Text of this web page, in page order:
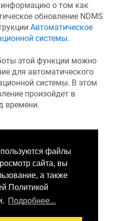
файлы
сайта, вы
а также
Политикой
Подробнее...
о том как
обновление NDMS
Автоматическое
системы.
этой функции можно
для автоматического
системы. В этом
произойдет в
времени.
оставить отзыв?
здесь, чтобы